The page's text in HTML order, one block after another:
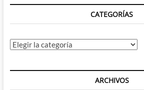
CATEGORÍAS
Categorías
ARCHIVOS